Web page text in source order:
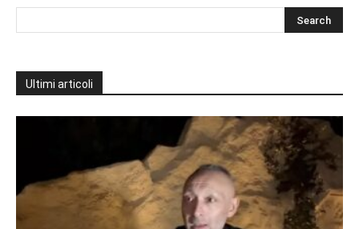
Ultimi articoli